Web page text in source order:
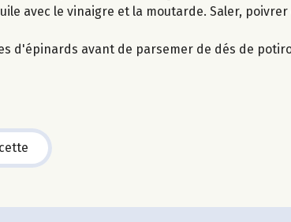
avec le vinaigre et la moutarde. Saler,
d'épinards avant de parsemer de dés de